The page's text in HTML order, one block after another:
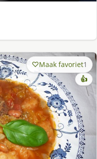
Maak favoriet1
👍